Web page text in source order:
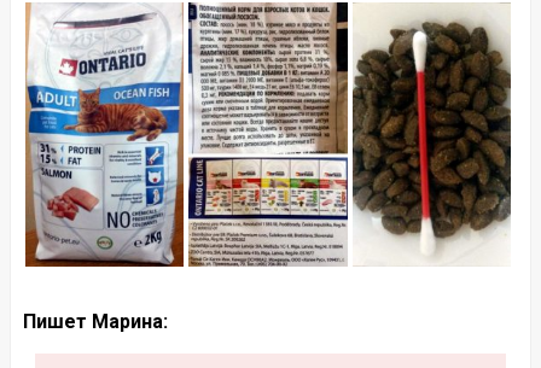
Пишет Марина: